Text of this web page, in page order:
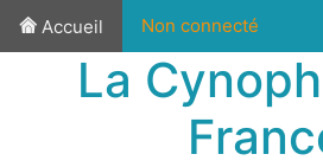
Accueil Non connecté
La